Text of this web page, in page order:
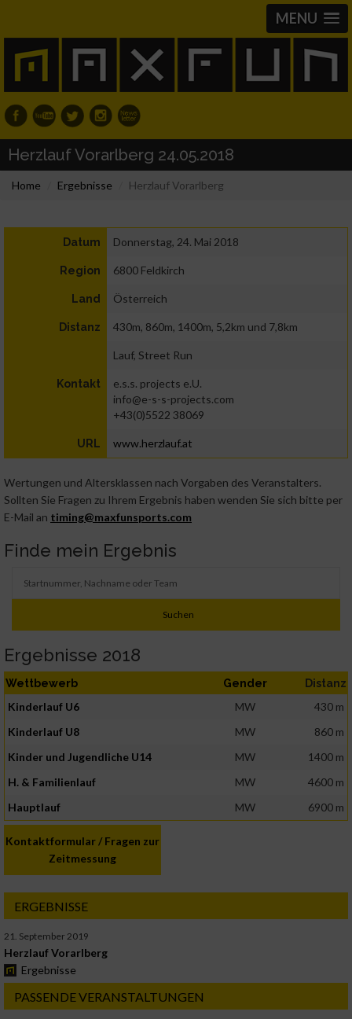
MENU
Herzlauf Vorarlberg 24.05.2018
Home Ergebnisse Herzlauf Vorarlberg
Datum Donnerstag, 24. Mai 2018
Region 6800 Feldkirch
Land Österreich
Distanz 430m, 860m, 1400m, 5,2km und 7,8km
Lauf, Street Run
Kontakt
e.s.s. projects e.U.
info@e-s-s-projects.com
+43(0)5522 38069
URL www.herzlauf.at
Wertungen und Altersklassen nach Vorgaben des Veranstalters.
Sollten Sie Fragen zu Ihrem Ergebnis haben wenden Sie sich bitte per
E-Mail an timing@maxfunsports.com
Finde mein Ergebnis
Ergebnisse 2018
Wettbewerb Gender Distanz
Kinderlauf U6 MW
430 m
Kinderlauf U8
MW
860 m
Kinder und Jugendliche U14
MW
1400 m
H. & Familienlauf
MW
4600 m
Hauptlauf
MW 6900 m
Kontaktformular / Fragen zur
Zeitmessung
ERGEBNISSE
21. September 2019
Herzlauf Vorarlberg
Ergebnisse
PASSENDE VERANSTALTUNGEN